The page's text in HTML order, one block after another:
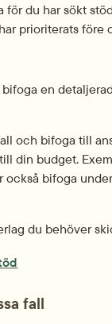
för du har sökt
prioriterats före
en
och bifoga till
din budget.
också bifoga
du behöver
fall